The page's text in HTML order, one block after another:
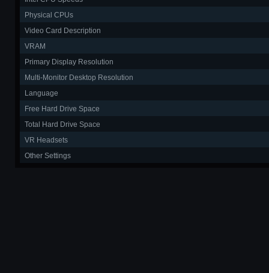
Physical CPUs
Video Card Description
VRAM
Primary Display Resolution
Multi-Monitor Desktop Resolution
Language
Free Hard Drive Space
Total Hard Drive Space
VR Headsets
Other Settings